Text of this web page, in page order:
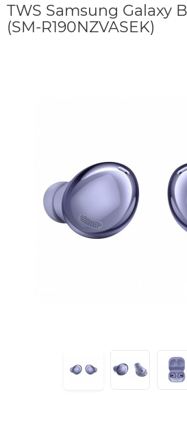
TWS Samsung Galaxy
(SM-R190NZVASEK)